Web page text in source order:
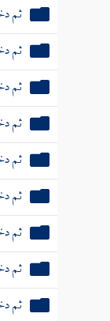
ثم
ثم
ثم
ثم
ثم
ثم
ثم
ثم
ثم